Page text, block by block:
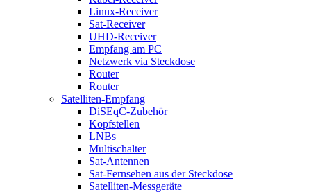
Linux-Receiver
Sat-Receiver
UHD-Receiver
Empfang am PC
Netzwerk via Steckdose
Router
Router
Satelliten-Empfang
DiSEqC-Zubehör
Kopfstellen
LNBs
Multischalter
Sat-Antennen
Sat-Fernsehen aus der Steckdose
Satelliten-Messgeräte